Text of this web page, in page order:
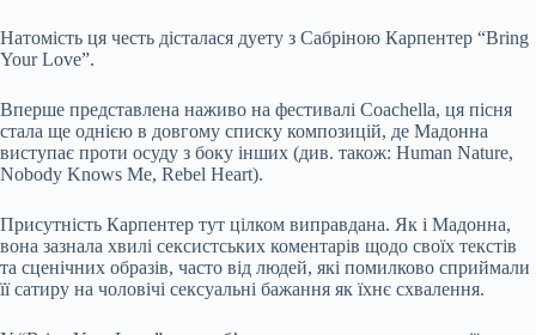
Натомість ця честь дісталася дуету з Сабріною Карпентер “Bring
Your Love”.
Вперше представлена наживо на фестивалі Coachella, ця пісня
стала ще однією в довгому списку композицій, де Мадонна
виступає проти осуду з боку інших (див. також: Human Nature,
Nobody Knows Me, Rebel Heart).
Присутність Карпентер тут цілком виправдана. Як і Мадонна,
вона зазнала хвилі сексистських коментарів щодо своїх текстів
та сценічних образів, часто від людей, які помилково сприймали
її сатиру на чоловічі сексуальні бажання як їхнє схвалення.